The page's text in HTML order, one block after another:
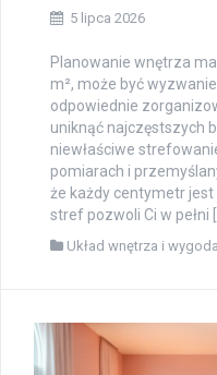
5 lipca 2026
Planowanie wnętrza
m², może być
odpowiednie
uniknąć najczęstszych
niewłaściwe
pomiarach i
że każdy centymetr
stref pozwoli Ci w pełni
Układ wnętrza i